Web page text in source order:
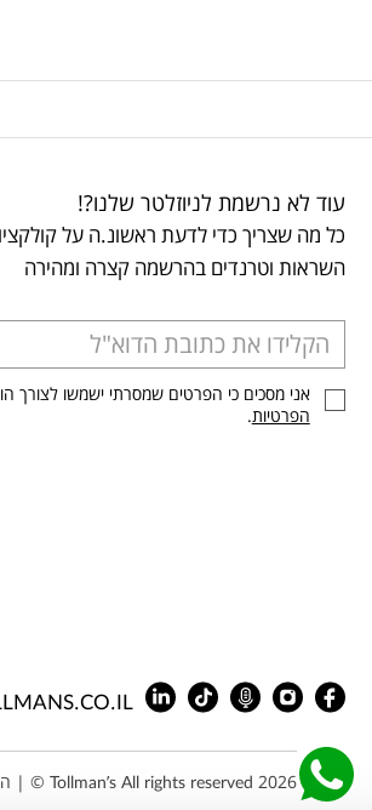
עוד לא נרשמת לניוזלטר שלנו?!
כל מה שצריך כדי לדעת ראשונ.ה על
השראות וטרנדים בהרשמה קצרה ומהירה
אני מסכים כי הפרטים שמסרתי ישמשו לצורך
הפרטיות.
Tollman’s All rights reserved 2026 © |